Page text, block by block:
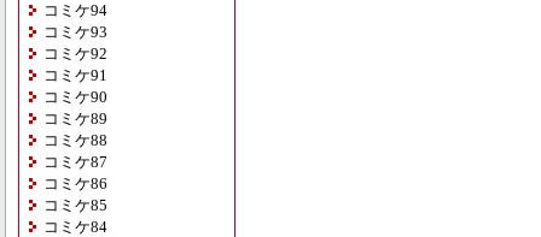
コミケ94
コミケ93
コミケ92
コミケ91
コミケ90
コミケ89
コミケ88
コミケ87
コミケ86
コミケ85
コミケ84